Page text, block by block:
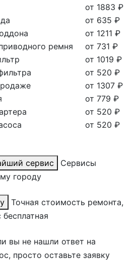
от 1883 ₽
от 635 ₽
от 1211 ₽
ремня
от 731 ₽
от 1019 ₽
от 520 ₽
от 1307 ₽
от 779 ₽
от 520 ₽
от 520 ₽
сервис
Сервисы
городу
Точная стоимость ремонта,
вы не нашли ответ на
просто оставьте заявку